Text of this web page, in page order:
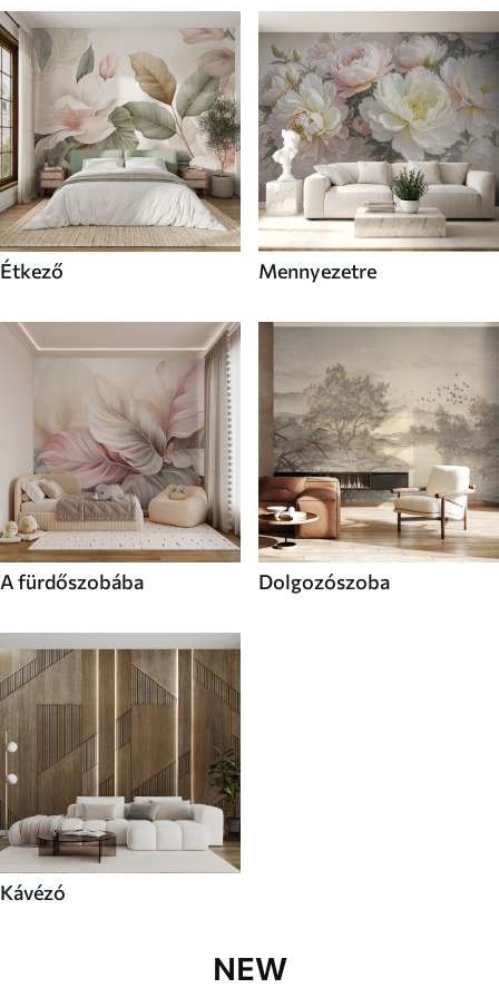
Étkező Mennyezetre
A fürdőszobába Dolgozószoba
Kávézó
NEW